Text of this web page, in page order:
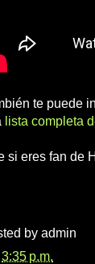
te puede
lista completa
si eres fan de
by admin
3:35 p.m.